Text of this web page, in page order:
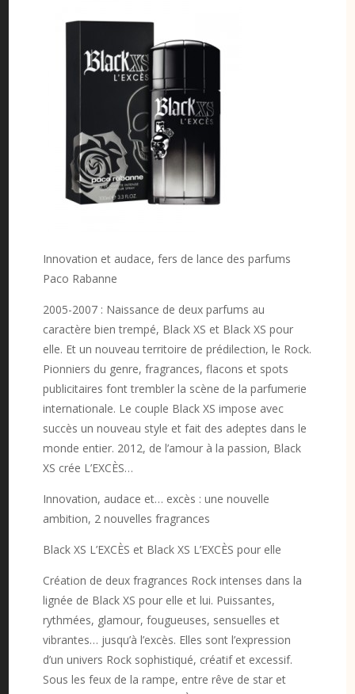
Innovation et audace, fers de lance des parfums
Paco Rabanne
2005-2007 : Naissance de deux parfums au
caractère bien trempé, Black XS et Black XS pour
elle. Et un nouveau territoire de prédilection, le Rock.
Pionniers du genre, fragrances, flacons et spots
publicitaires font trembler la scène de la parfumerie
internationale. Le couple Black XS impose avec
succès un nouveau style et fait des adeptes dans le
monde entier. 2012, de l’amour à la passion, Black
XS crée L’EXCÈS…
Innovation, audace et… excès : une nouvelle
ambition, 2 nouvelles fragrances
Black XS L’EXCÈS et Black XS L’EXCÈS pour elle
Création de deux fragrances Rock intenses dans la
lignée de Black XS pour elle et lui. Puissantes,
rythmées, glamour, fougueuses, sensuelles et
vibrantes… jusqu’à l’excès. Elles sont l’expression
d’un univers Rock sophistiqué, créatif et excessif.
Sous les feux de la rampe, entre rêve de star et